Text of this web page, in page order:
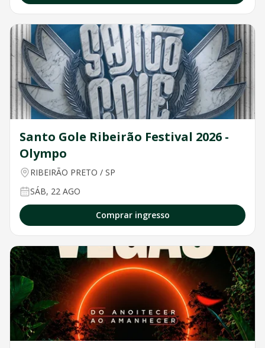
Santo Gole Ribeirão Festival 2026 -
Olympo
RIBEIRÃO PRETO / SP
SÁB, 22 AGO
Comprar ingresso